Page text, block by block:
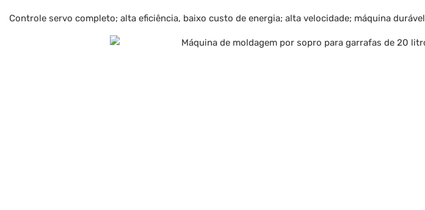
Controle servo completo; alta eficiência, baixo custo de energia; alta velocidade; máquina durável